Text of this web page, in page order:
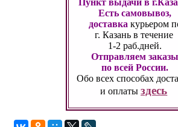
Есть самовывоз,
доставка курьером
г. Казань в течение
1-2 раб.дней.
Отправляем заказы
по всей России.
Обо всех способах
и оплатыздесь